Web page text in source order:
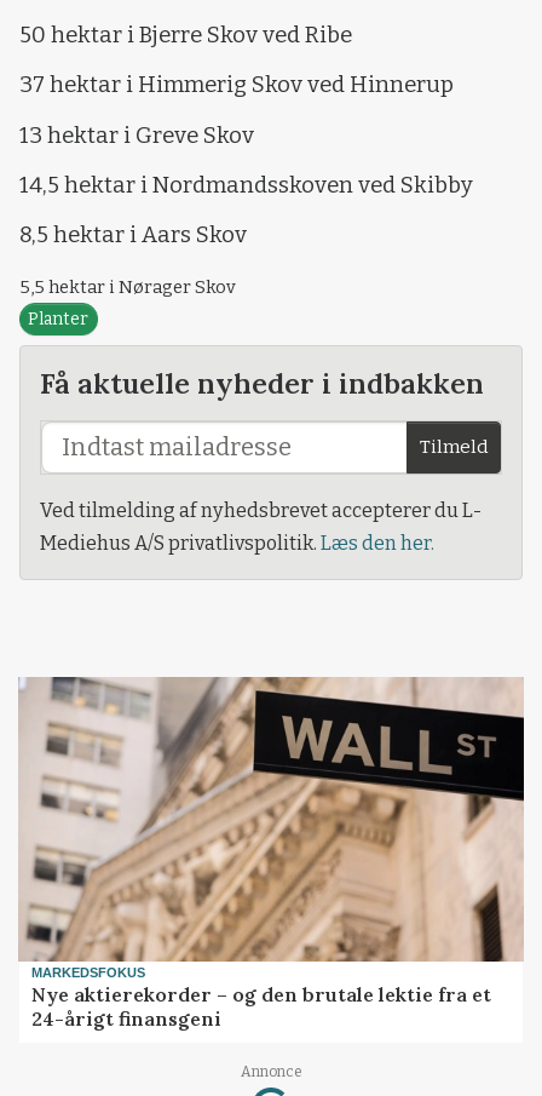
50 hektar i Bjerre Skov ved Ribe
37 hektar i Himmerig Skov ved Hinnerup
13 hektar i Greve Skov
14,5 hektar i Nordmandsskoven ved Skibby
8,5 hektar i Aars Skov
5,5 hektar i Nørager Skov
Planter
Få aktuelle nyheder i indbakken
Tilmeld
Ved tilmelding af nyhedsbrevet accepterer du L-
Mediehus A/S privatlivspolitik. Læs den her.
MARKEDSFOKUS
Nye aktierekorder – og den brutale lektie fra et
24-årigt finansgeni
Annonce